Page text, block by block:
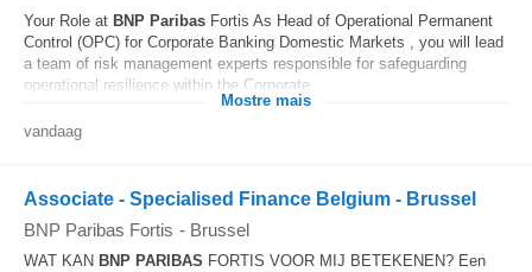
Your Role at BNP Paribas Fortis As Head of Operational Permanent
Control (OPC) for Corporate Banking Domestic Markets , you will lead
a team of risk management experts responsible for safeguarding
operational resilience within the Corporate...
Mostre mais
vandaag
Associate - Specialised Finance Belgium - Brussel
BNP Paribas Fortis - Brussel
WAT KAN BNP PARIBAS FORTIS VOOR MIJ BETEKENEN? Een